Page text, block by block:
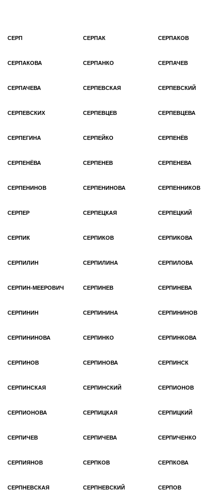
СЕРП СЕРПАК СЕРПАКОВ
СЕРПАКОВА СЕРПАНКО СЕРПАЧЕВ
СЕРПАЧЕВА СЕРПЕВСКАЯ СЕРПЕВСКИЙ
СЕРПЕВСКИХ СЕРПЕВЦЕВ СЕРПЕВЦЕВА
СЕРПЕГИНА СЕРПЕЙКО СЕРПЕНЁВ
СЕРПЕНЁВА СЕРПЕНЕВ СЕРПЕНЕВА
СЕРПЕНИНОВ СЕРПЕНИНОВА СЕРПЕННИКОВ
СЕРПЕР СЕРПЕЦКАЯ СЕРПЕЦКИЙ
СЕРПИК СЕРПИКОВ СЕРПИКОВА
СЕРПИЛИН СЕРПИЛИНА СЕРПИЛОВА
СЕРПИН-МЕЕРОВИЧ СЕРПИНЕВ СЕРПИНЕВА
СЕРПИНИН СЕРПИНИНА СЕРПИНИНОВ
СЕРПИНИНОВА СЕРПИНКО СЕРПИНКОВА
СЕРПИНОВ СЕРПИНОВА СЕРПИНСК
СЕРПИНСКАЯ СЕРПИНСКИЙ СЕРПИОНОВ
СЕРПИОНОВА СЕРПИЦКАЯ СЕРПИЦКИЙ
СЕРПИЧЕВ СЕРПИЧЕВА СЕРПИЧЕНКО
СЕРПИЯНОВ СЕРПКОВ СЕРПКОВА
СЕРПНЕВСКАЯ СЕРПНЕВСКИЙ СЕРПОВ